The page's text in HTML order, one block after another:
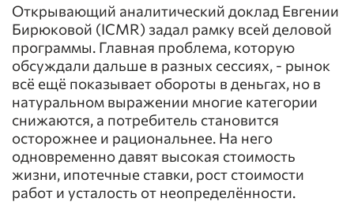
Открывающий аналитический доклад Евгении
Бирюковой (ICMR) задал рамку всей деловой
программы. Главная проблема, которую
обсуждали дальше в разных сессиях, - рынок
всё ещё показывает обороты в деньгах, но в
натуральном выражении многие категории
снижаются, а потребитель становится
осторожнее и рациональнее. На него
одновременно давят высокая стоимость
жизни, ипотечные ставки, рост стоимости
работ и усталость от неопределённости.